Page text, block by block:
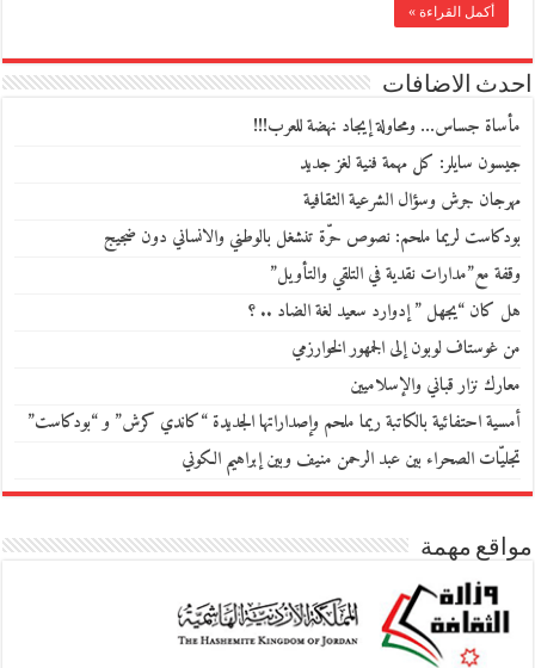
أكمل القراءة »
احدث الاضافات
مأساة جساس… ومحاولة إيجاد نهضة للعرب!!!
جيسون سايلر: كل مهمة فنية لغز جديد
مهرجان جرش وسؤال الشرعية الثقافية
بودكاست لريما ملحم: نصوص حرّة تنشغل بالوطني والانساني دون ضجيج
وقفة مع”مدارات نقدية في التلقي والتأويل”
هل كان “يجهل ” إدوارد سعيد لغة الضاد .. ؟
من غوستاف لوبون إلى الجمهور الخوارزمي
معارك نزار قباني والإسلاميين
أمسية احتفائية بالكاتبة ريما ملحم وإصداراتها الجديدة “كاندي كرش” و “بودكاست”
تجليّات الصحراء بين عبد الرحمن منيف وبين إبراهيم الكوني
مواقع مهمة